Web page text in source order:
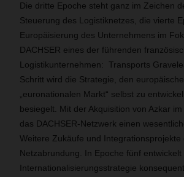
Die dritte Epoche steht ganz im Zeichen
Steuerung des Logistiknetzes, die vierte
Europäisierung des Unternehmens im
DACHSER eines der führenden
Logistikunternehmen: Transports
Schritt wird die Strategie, den
„euronationalen Markt“ selbst zu
besiegelt. Mit der Akquisition von Azkar
das DACHSER-Netzwerk einen
Weitere Zukäufe und Integrationsprojekte
Netzabrundung. In Epoche fünf entwickelt
Internationalisierungsstrategie